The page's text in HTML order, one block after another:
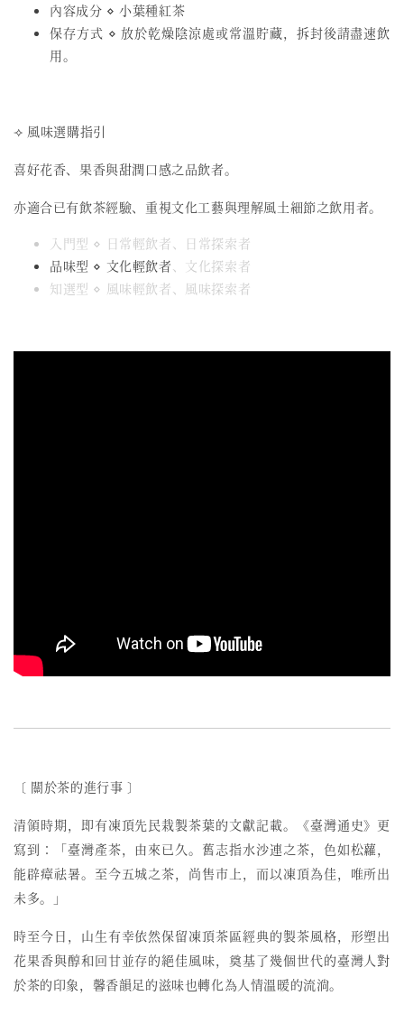
內容成分 ⋄ 小葉種紅茶
保存方式 ⋄ 放於乾燥陰涼處或常溫貯藏，拆封後請盡速飲
用。
⟢ 風味選購指引
喜好花香、果香與甜潤口感之品飲者。
亦適合已有飲茶經驗、重視文化工藝與理解風土細節之飲用者。
入門型 ⋄ 日常輕飲者、日常探索者
品味型 ⋄ 文化輕飲者、文化探索者
知選型 ⋄ 風味輕飲者、風味探索者
〔 關於茶的進行事 〕
清領時期，即有凍頂先民栽製茶葉的文獻記載。《臺灣通史》更
寫到：「臺灣產茶，由來已久。舊志指水沙連之茶，色如松蘿，
能辟瘴祛暑。至今五城之茶，尚售市上，而以凍頂為佳，唯所出
未多。」
時至今日， 山生有幸依然保留凍頂茶區經典的製茶風格，形塑出
花果香與醇和回甘並存的絕佳風味，奠基了幾個世代的臺灣人對
於茶的印象，馨香韻足的滋味也轉化為人情溫暖的流淌。